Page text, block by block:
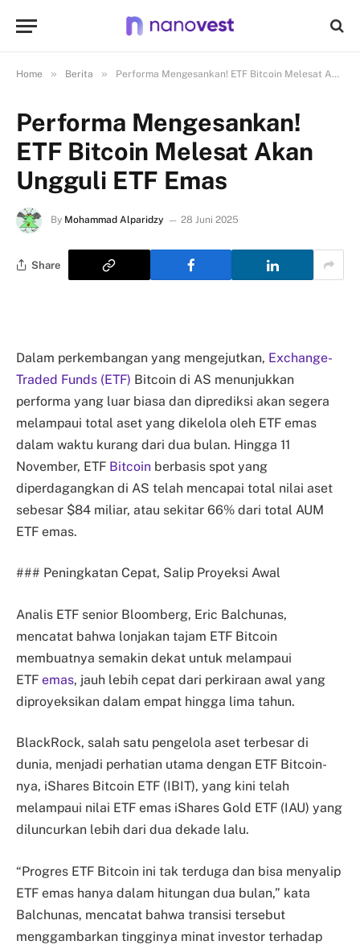
Home » Berita » Performa Mengesankan! ETF Bitcoin Melesat Akan Ungguli ETF Emas
Performa Mengesankan!
ETF Bitcoin Melesat Akan
Ungguli ETF Emas
By Mohammad Alparidzy 28 Juni 2025
Share
Dalam perkembangan yang mengejutkan, Exchange-
Traded Funds (ETF) Bitcoin di AS menunjukkan
performa yang luar biasa dan diprediksi akan segera
melampaui total aset yang dikelola oleh ETF emas
dalam waktu kurang dari dua bulan. Hingga 11
November, ETF Bitcoin berbasis spot yang
diperdagangkan di AS telah mencapai total nilai aset
sebesar $84 miliar, atau sekitar 66% dari total AUM
ETF emas.
### Peningkatan Cepat, Salip Proyeksi Awal
Analis ETF senior Bloomberg, Eric Balchunas,
mencatat bahwa lonjakan tajam ETF Bitcoin
membuatnya semakin dekat untuk melampaui
ETF emas, jauh lebih cepat dari perkiraan awal yang
diproyeksikan dalam empat hingga lima tahun.
BlackRock, salah satu pengelola aset terbesar di
dunia, menjadi perhatian utama dengan ETF Bitcoin-
nya, iShares Bitcoin ETF (IBIT), yang kini telah
melampaui nilai ETF emas iShares Gold ETF (IAU) yang
diluncurkan lebih dari dua dekade lalu.
“Progres ETF Bitcoin ini tak terduga dan bisa menyalip
ETF emas hanya dalam hitungan dua bulan,” kata
Balchunas, mencatat bahwa transisi tersebut
menggambarkan tingginya minat investor terhadap